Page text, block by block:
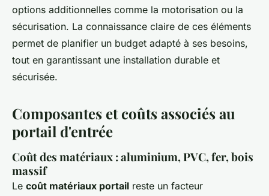
options additionnelles comme la motorisation ou la
sécurisation. La connaissance claire de ces éléments
permet de planifier un budget adapté à ses besoins,
tout en garantissant une installation durable et
sécurisée.
Composantes et coûts associés au
portail d'entrée
Coût des matériaux : aluminium, PVC, fer, bois
massif
Le coût matériaux portail reste un facteur